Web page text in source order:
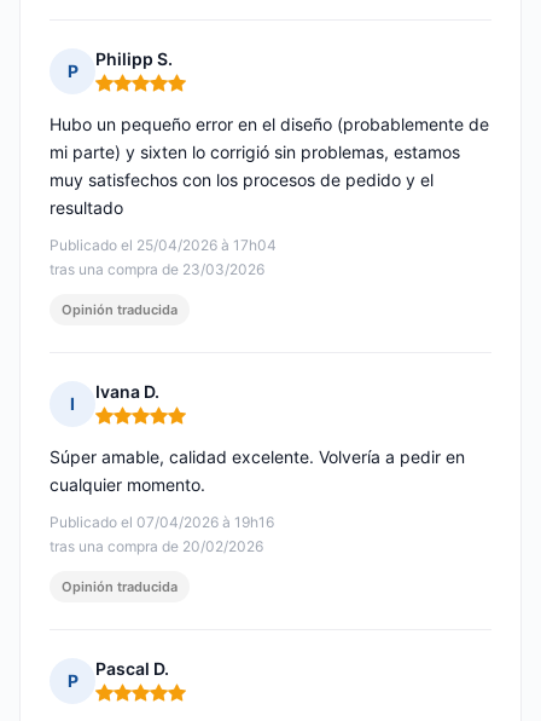
P
Philipp S.
Nota: 5 de 5
Publicado el 25/04/2026 à 17h04
tras una compra de 23/03/2026
Hubo un pequeño error en el diseño (probablemente de
mi parte) y sixten lo corrigió sin problemas, estamos
muy satisfechos con los procesos de pedido y el
resultado
Opinión traducida
I
Ivana D.
Nota: 5 de 5
Publicado el 07/04/2026 à 19h16
tras una compra de 20/02/2026
Súper amable, calidad excelente. Volvería a pedir en
cualquier momento.
Opinión traducida
P
Pascal D.
Nota: 5 de 5